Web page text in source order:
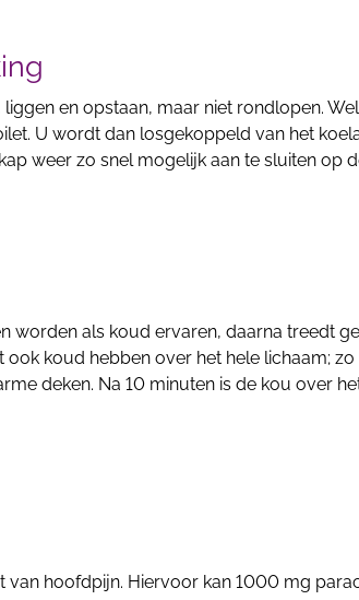
en opstaan, maar niet rondlopen.
U wordt dan losgekoppeld van het
weer zo snel mogelijk aan te sluiten op
worden als koud ervaren, daarna treedt
ook koud hebben over het hele lichaam;
deken. Na 10 minuten is de kou over
van hoofdpijn. Hiervoor kan 1000 mg